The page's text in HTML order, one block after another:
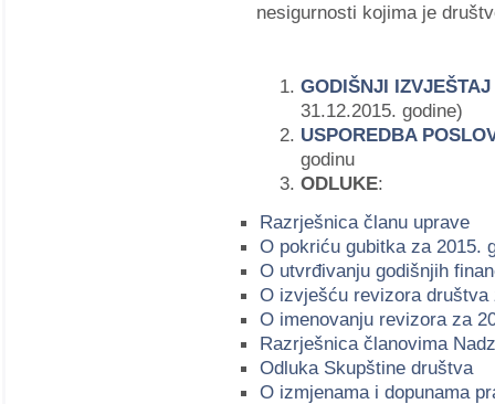
nesigurnosti kojima je
GODIŠNJI
31.12.2015. godine)
USPOREDBA
godinu
ODLUKE:
Razrješnica članu uprave
O pokriću gubitka za 2015.
O utvrđivanju godišnjih
O izvješću revizora društva
O imenovanju revizora za
Razrješnica članovima
Odluka Skupštine društva
O izmjenama i dopunama